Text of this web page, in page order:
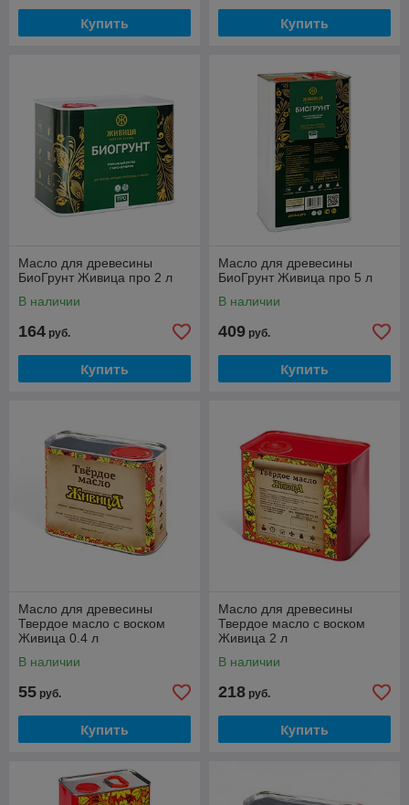
Купить Купить
Масло для древесины
БиоГрунт Живица про 2 л
В наличии
164 руб.
Купить
Масло для древесины
БиоГрунт Живица про 5 л
В наличии
409 руб.
Купить
Масло для древесины
Твердое масло с воском
Живица 0.4 л
В наличии
55 руб.
Купить
Масло для древесины
Твердое масло с воском
Живица 2 л
В наличии
218 руб.
Купить